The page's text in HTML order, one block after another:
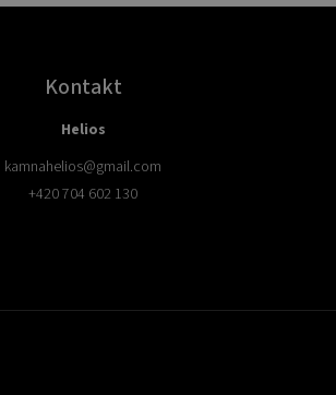
Kontakt
Helios
kamnahelios@gmail.com
+420 704 602 130